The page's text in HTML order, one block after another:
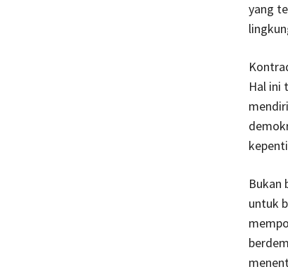
yang
Hal ini
Bukan
untuk